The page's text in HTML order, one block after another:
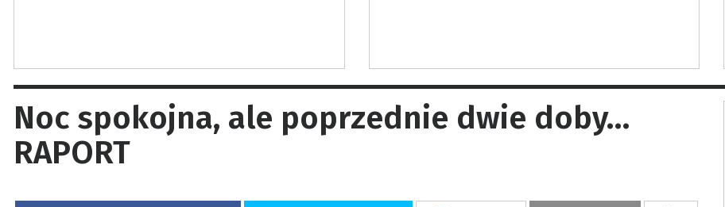
Noc spokojna, ale poprzednie dwie doby…
RAPORT